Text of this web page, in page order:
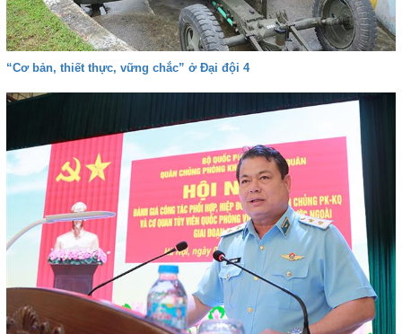
“Cơ bản, thiết thực, vững chắc” ở Đại đội 4